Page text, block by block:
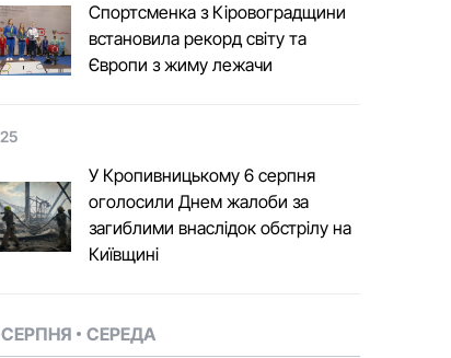
Спортсменка з Кіровоградщини
встановила рекорд світу та
Європи з жиму лежачи
У Кропивницькому 6 серпня
оголосили Днем жалоби за
загиблими внаслідок обстрілу на
Київщині
СЕРЕДА